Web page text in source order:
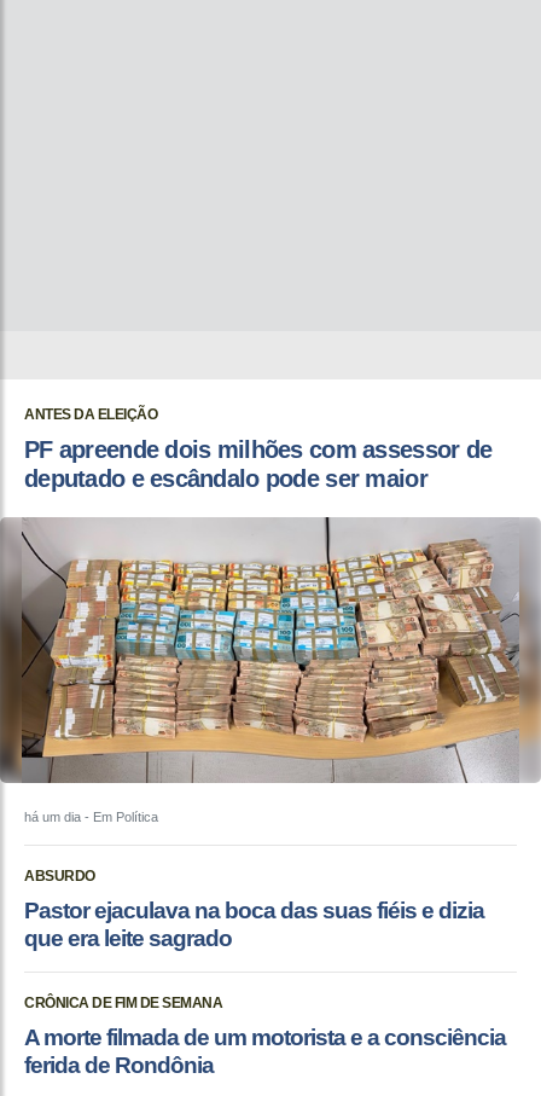
ANTES DA ELEIÇÃO
PF apreende dois milhões com assessor de
deputado e escândalo pode ser maior
há um dia - Em Política
ABSURDO
Pastor ejaculava na boca das suas fiéis e dizia
que era leite sagrado
CRÔNICA DE FIM DE SEMANA
A morte filmada de um motorista e a consciência
ferida de Rondônia